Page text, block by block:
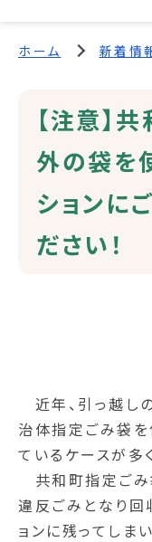
ホーム 新着情
【注意】
外の袋を
ションに
ださい！
近年、引っ越し
治体指定ごみ袋を
ているケースが多
共和町指定ごみ
違反ごみとなり回
ョンに残ってしまい